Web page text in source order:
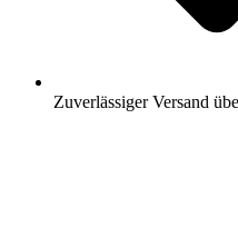
Zuverlässiger Versand